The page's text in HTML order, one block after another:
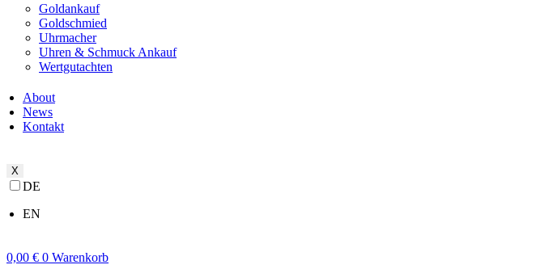
Goldankauf
Goldschmied
Uhrmacher
Uhren & Schmuck Ankauf
Wertgutachten
About
News
Kontakt
X
DE
EN
0,00 € 0 Warenkorb